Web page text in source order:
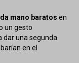
mano baratos en
un gesto
dar una segunda
en el